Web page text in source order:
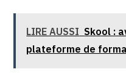
LIRE AUSSI Skool :
plateforme de